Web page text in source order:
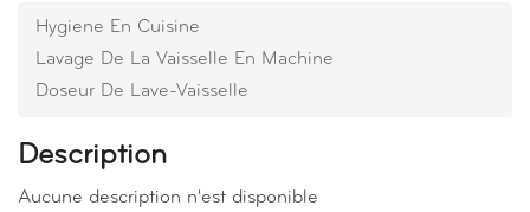
Hygiene En Cuisine
Lavage De La Vaisselle En Machine
Doseur De Lave-Vaisselle
Description
Aucune description n'est disponible